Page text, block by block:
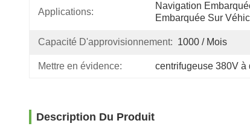
Applications:
Navigation
Embarquée Sur
Capacité D'approvisionnement: 1000 / Mois
Mettre en évidence: centrifugeuse 380V à
Description Du Produit